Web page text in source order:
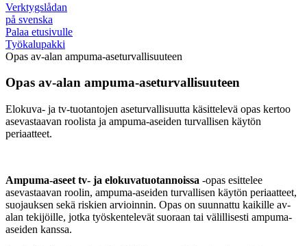
Verktygslådan
på svenska
Palaa etusivulle
Työkalupakki
Opas av-alan ampuma-aseturvallisuuteen
Opas av‑alan ampuma‑aseturvallisuuteen
Elokuva- ja tv-tuotantojen aseturvallisuutta käsittelevä opas kertoo
asevastaavan roolista ja ampuma-aseiden turvallisen käytön
periaatteet.
Ampuma-aseet tv- ja elokuvatuotannoissa -opas esittelee
asevastaavan roolin, ampuma-aseiden turvallisen käytön periaatteet,
suojauksen sekä riskien arvioinnin. Opas on suunnattu kaikille av-
alan tekijöille, jotka työskentelevät suoraan tai välillisesti ampuma-
aseiden kanssa.